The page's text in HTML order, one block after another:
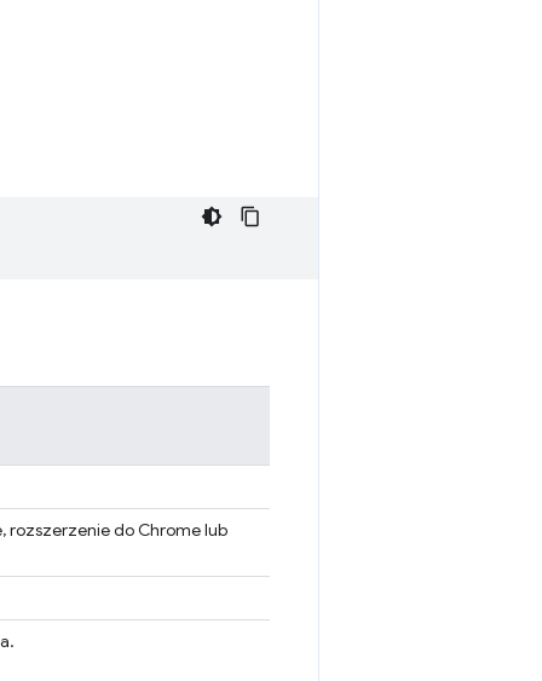
rozszerzenie do Chrome lub